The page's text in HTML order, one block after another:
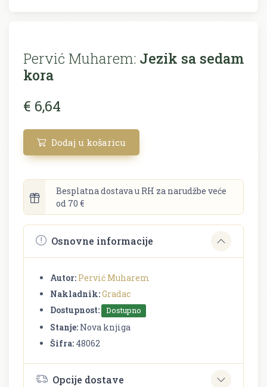
Pervić Muharem: Jezik sa sedam
kora
€ 6,64
Dodaj u košaricu
Besplatna dostava u RH za narudžbe veće
od 70 €
Osnovne informacije
Autor: Pervić Muharem
Nakladnik:Gradac
Dostupnost:
Dostupno
Stanje: Nova knjiga
Šifra: 48062
Opcije dostave